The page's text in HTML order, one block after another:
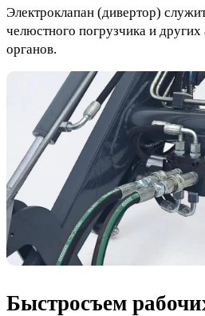
Электроклапан (дивертор)
челюстного погрузчика и
органов.
Быстросъем